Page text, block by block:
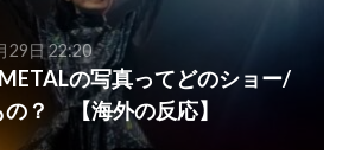
29日 22:20
の写真ってどのショー/
の？ 【海外の反応】